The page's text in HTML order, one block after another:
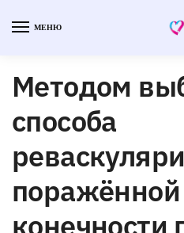
МЕНЮ
Методом
способа
поражённой
конечности